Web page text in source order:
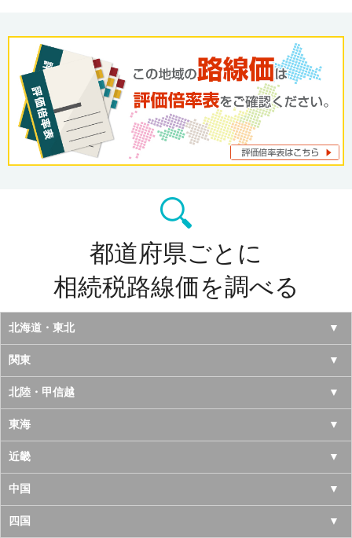
都道府県ごとに
相続税路線価を調べる
北海道・東北
北海道
青森県
岩手県
宮城県
秋田県
山形県
関東
東京都
神奈川県
千葉県
埼玉県
茨城県
北陸・甲信越
山梨県
長野県
新潟県
富山県
東海
愛知県
岐阜県
三重県
近畿
大阪府
京都府
中国
鳥取県
四国